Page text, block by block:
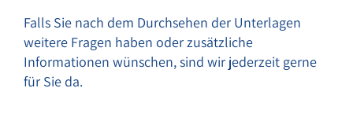
Falls Sie nach dem Durchsehen der Unterlagen
weitere Fragen haben oder zusätzliche
Informationen wünschen, sind wir jederzeit gerne
für Sie da.